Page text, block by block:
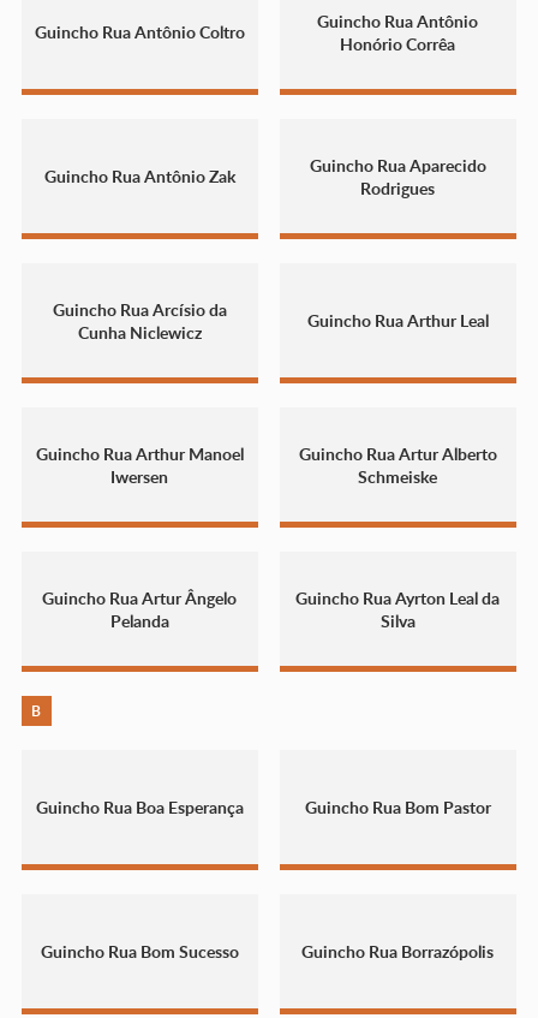
Guincho Rua Antônio Coltro
Guincho Rua Antônio
Honório Corrêa
Guincho Rua Antônio Zak
Guincho Rua Aparecido
Rodrigues
Guincho Rua Arcísio da
Cunha Niclewicz
Guincho Rua Arthur Leal
Guincho Rua Arthur Manoel
Iwersen
Guincho Rua Artur Alberto
Schmeiske
Guincho Rua Artur Ângelo
Pelanda
Guincho Rua Ayrton Leal da
Silva
B
Guincho Rua Boa Esperança Guincho Rua Bom Pastor
Guincho Rua Bom Sucesso Guincho Rua Borrazópolis